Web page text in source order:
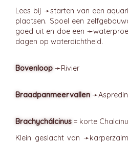
Lees bij ➛starten van een
plaatsen. Spoel een
goed uit en doe een ➛
dagen op waterdichtheid.
Bovenloop ➛Rivier
Braadpanmeervallen ➛
Brachychálcinus = korte
Klein geslacht van ➛